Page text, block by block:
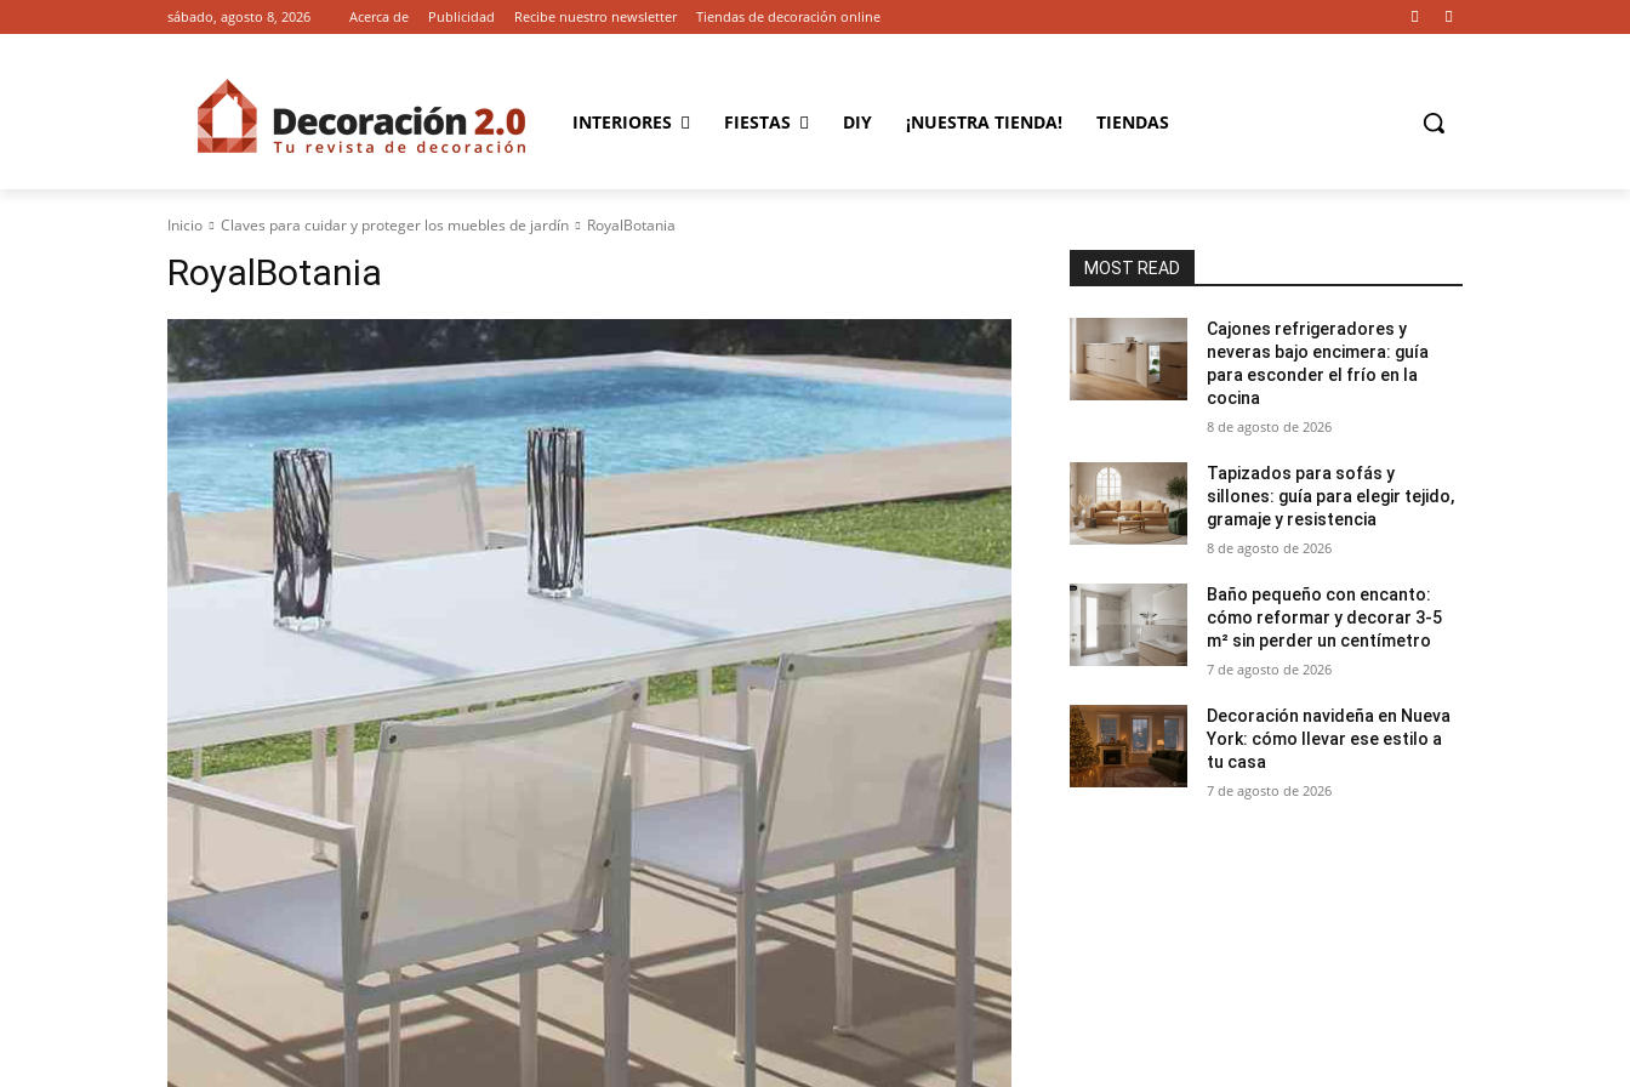
sábado, agosto 8, 2026 Acerca de Publicidad Recibe nuestro newsletter Tiendas de decoración online
INTERIORES FIESTAS DIY ¡NUESTRA TIENDA! TIENDAS
Inicio Claves para cuidar y proteger los muebles de jardín RoyalBotania
RoyalBotania MOST READ
Cajones refrigeradores y
neveras bajo encimera: guía
para esconder el frío en la
cocina
8 de agosto de 2026
Tapizados para sofás y
sillones: guía para elegir tejido,
gramaje y resistencia
8 de agosto de 2026
Baño pequeño con encanto:
cómo reformar y decorar 3-5
m² sin perder un centímetro
7 de agosto de 2026
Decoración navideña en Nueva
York: cómo llevar ese estilo a
tu casa
7 de agosto de 2026